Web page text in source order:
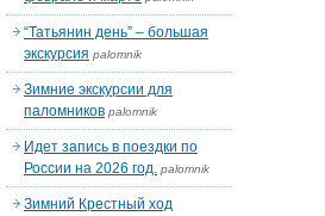
“Татьянин день” – большая
экскурсия palomnik
Зимние экскурсии для
паломников palomnik
Идет запись в поездки по
России на 2026 год. palomnik
Зимний Крестный ход